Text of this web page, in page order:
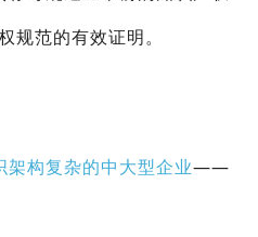
规范的有效证明。
构复杂的中大型企业——